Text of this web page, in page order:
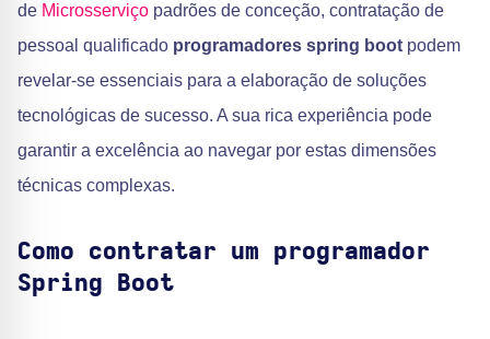
de Microsserviço padrões de conceção, contratação de
pessoal qualificado programadores spring boot podem
revelar-se essenciais para a elaboração de soluções
tecnológicas de sucesso. A sua rica experiência pode
garantir a excelência ao navegar por estas dimensões
técnicas complexas.
Como contratar um programador
Spring Boot